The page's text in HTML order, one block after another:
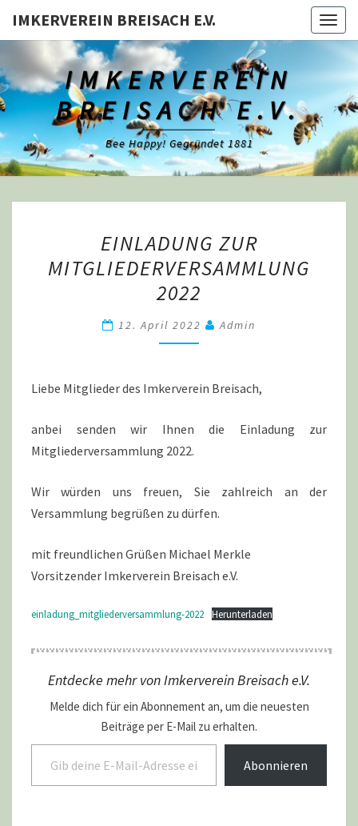
IMKERVEREIN BREISACH E.V.
IMKERVEREIN
BREISACH E.V.
Bee Happy! Gegründet 1881
ZUR
2022
EINLADUNG ZUR
MITGLIEDERVERSAMMLUNG
2022
12. April 2022 Admin
Liebe Mitglieder des Imkerverein Breisach,
anbei senden wir Ihnen die Einladung zur
Mitgliederversammlung 2022.
Wir würden uns freuen, Sie zahlreich an der
Versammlung begrüßen zu dürfen.
mit freundlichen Grüßen Michael Merkle
Vorsitzender Imkerverein Breisach e.V.
einladung_mitgliederversammlung-2022 Herunterladen
Entdecke mehr von Imkerverein Breisach e.V.
Melde dich für ein Abonnement an, um die neuesten
Beiträge per E-Mail zu erhalten.
Gib deine E-Mail-Adresse ein ...
Abonnieren